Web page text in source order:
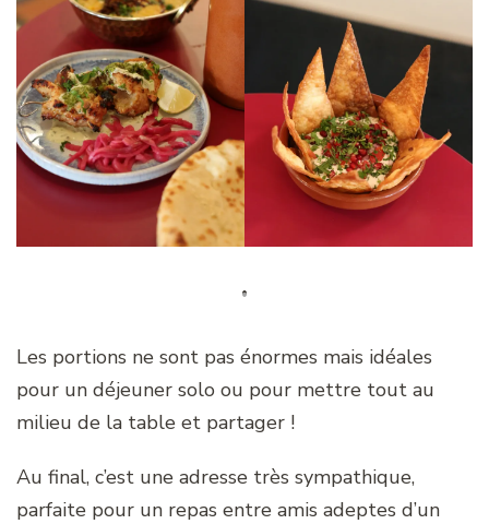
Les portions ne sont pas énormes mais idéales
pour un déjeuner solo ou pour mettre tout au
milieu de la table et partager !
Au final, c’est une adresse très sympathique,
parfaite pour un repas entre amis adeptes d’un